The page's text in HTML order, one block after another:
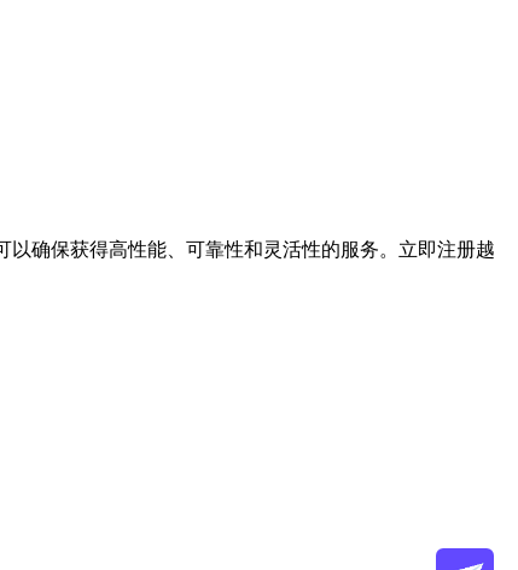
确保获得高性能、可靠性和灵活性的服务。立即注册越